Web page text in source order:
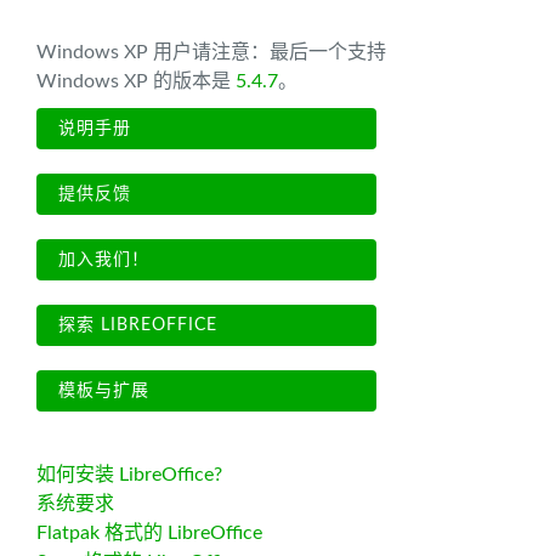
Windows XP 用户请注意：最后一个支持
Windows XP 的版本是 5.4.7。
说明手册
提供反馈
加入我们！
探索 LIBREOFFICE
模板与扩展
如何安装 LibreOffice?
系统要求
Flatpak 格式的 LibreOffice